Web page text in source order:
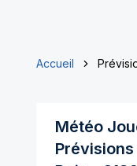
Accueil
Météo